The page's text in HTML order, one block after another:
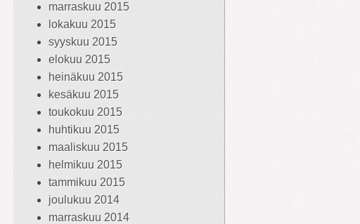
marraskuu 2015
lokakuu 2015
syyskuu 2015
elokuu 2015
heinäkuu 2015
kesäkuu 2015
toukokuu 2015
huhtikuu 2015
maaliskuu 2015
helmikuu 2015
tammikuu 2015
joulukuu 2014
marraskuu 2014